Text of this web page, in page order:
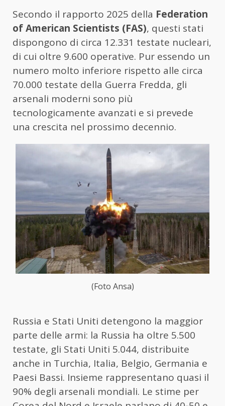
Secondo il rapporto 2025 della Federation
of American Scientists (FAS), questi stati
dispongono di circa 12.331 testate nucleari,
di cui oltre 9.600 operative. Pur essendo un
numero molto inferiore rispetto alle circa
70.000 testate della Guerra Fredda, gli
arsenali moderni sono più
tecnologicamente avanzati e si prevede
una crescita nel prossimo decennio.
(Foto Ansa)
Russia e Stati Uniti detengono la maggior
parte delle armi: la Russia ha oltre 5.500
testate, gli Stati Uniti 5.044, distribuite
anche in Turchia, Italia, Belgio, Germania e
Paesi Bassi. Insieme rappresentano quasi il
90% degli arsenali mondiali. Le stime per